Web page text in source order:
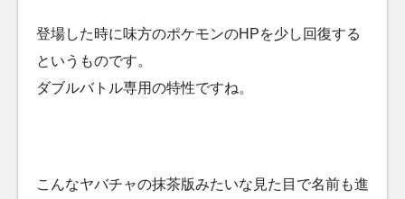
登場した時に味方のポケモンのHPを少し回復する
というものです。
ダブルバトル専用の特性ですね。
こんなヤバチャの抹茶版みたいな見た目で名前も進